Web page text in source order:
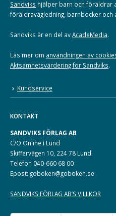
Sandviks hjälper barn och föräldrar
föräldravägledning, barnböcker
Sandviks är en del avAcadeMedia.
Läs mer om användningen av
Aktsamhetsvärdering för Sandviks.
Kundservice
KONTAKT
SANDVIKS FÖRLAG AB
C/O Online i Lund
Skiffervägen 10, 224 78 Lund
Telefon 040-660 68 00
Epost: goboken@goboken.se
SANDVIKS FÖRLAG AB’S VILLKOR